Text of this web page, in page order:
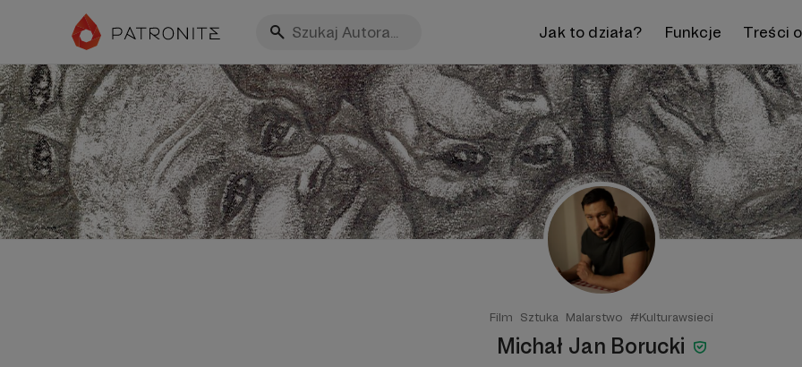
Jak to działa? Funkcje Treści
Film Sztuka Malarstwo #Kulturawsieci
Michał Jan Borucki